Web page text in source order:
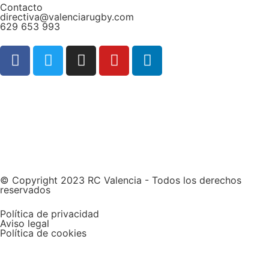
Contacto
directiva@valenciarugby.com
629 653 993
© Copyright 2023 RC Valencia - Todos los derechos
reservados
Política de privacidad
Aviso legal
Política de cookies